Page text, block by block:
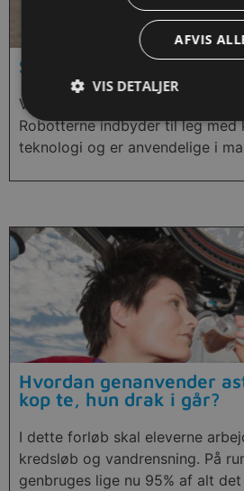
Sphero robotter
Vejledning i, hvordan man
Robotterne indbyder til leg med
teknologi og er anvendelige i
Hvordan genanvender
kop te, hun drak i går?
I dette forløb skal eleverne
kredsløb og vandrensning. På
genbruges lige nu 95% af alt
AFVIS
VIS DETALJER